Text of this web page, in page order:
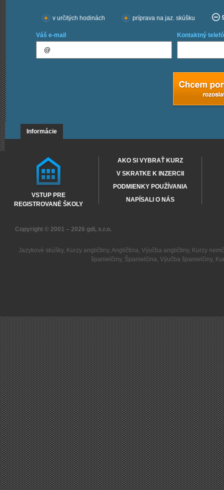
v určitých hodinách príprava na jaz. skúšku
Váš e-mail Kontaktný
Informácie
VSTUP PRE
REGISTROVANÉ ŠKOLY
AKO SI VYBRAŤ KURZ
V SKRATKE K INZERCII
PODMIENKY POUŽÍVANIA
NAPÍSALI O NÁS
Copyright © 2001 – 2026 gdi, s.r.o.
Jazykové skúšky, Kurzy angličtiny, Angličtina, Výučba angličtiny, Kurzy
španielčiny, Španielčina, Výučba španielčiny,